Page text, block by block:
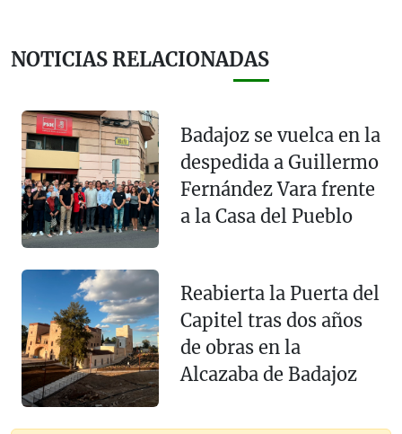
NOTICIAS RELACIONADAS
Badajoz se vuelca en la
despedida a Guillermo
Fernández Vara frente
a la Casa del Pueblo
Reabierta la Puerta del
Capitel tras dos años
de obras en la
Alcazaba de Badajoz